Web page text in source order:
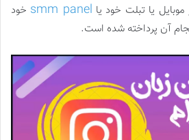
یا تبلت خود یا smm panel خود
آن پرداخته شده است.